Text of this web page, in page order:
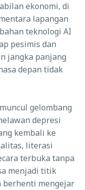
ekonomi, di
lapangan
teknologi AI
pesimis dan
jangka panjang
depan tidak
gelombang
depresi
kembali ke
literasi
terbuka tanpa
menjadi titik
berhenti mengejar